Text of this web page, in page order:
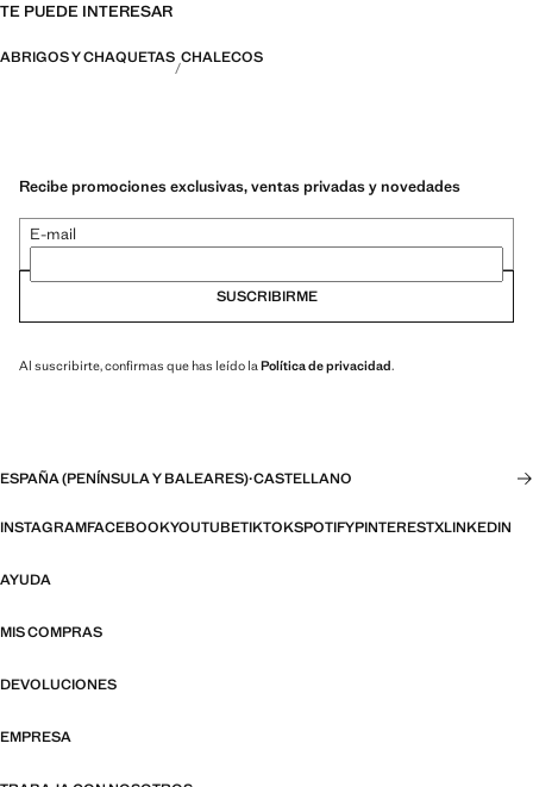
TE PUEDE INTERESAR
ABRIGOS Y CHAQUETAS CHALECOS
Recibe promociones exclusivas, ventas privadas y novedades
E-mail
SUSCRIBIRME
Al suscribirte, confirmas que has leído la Política de privacidad.
ESPAÑA (PENÍNSULA Y BALEARES)·CASTELLANO
INSTAGRAMFACEBOOKYOUTUBETIKTOKSPOTIFYPINTERESTXLINKEDIN
AYUDA
MIS COMPRAS
DEVOLUCIONES
EMPRESA